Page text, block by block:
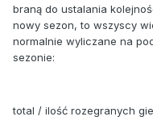
braną do ustalania
nowy sezon, to wszyscy
normalnie wyliczane na
sezonie:
total / ilość rozegranych